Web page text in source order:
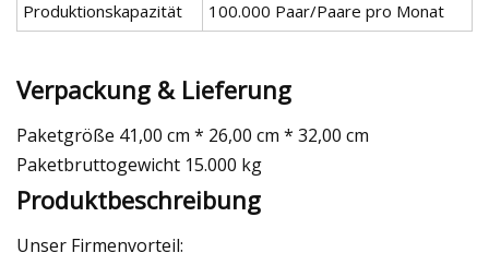
Produktionskapazität 100.000 Paar/Paare pro Monat
Verpackung & Lieferung
Paketgröße 41,00 cm * 26,00 cm * 32,00 cm
Paketbruttogewicht 15.000 kg
Produktbeschreibung
Unser Firmenvorteil: